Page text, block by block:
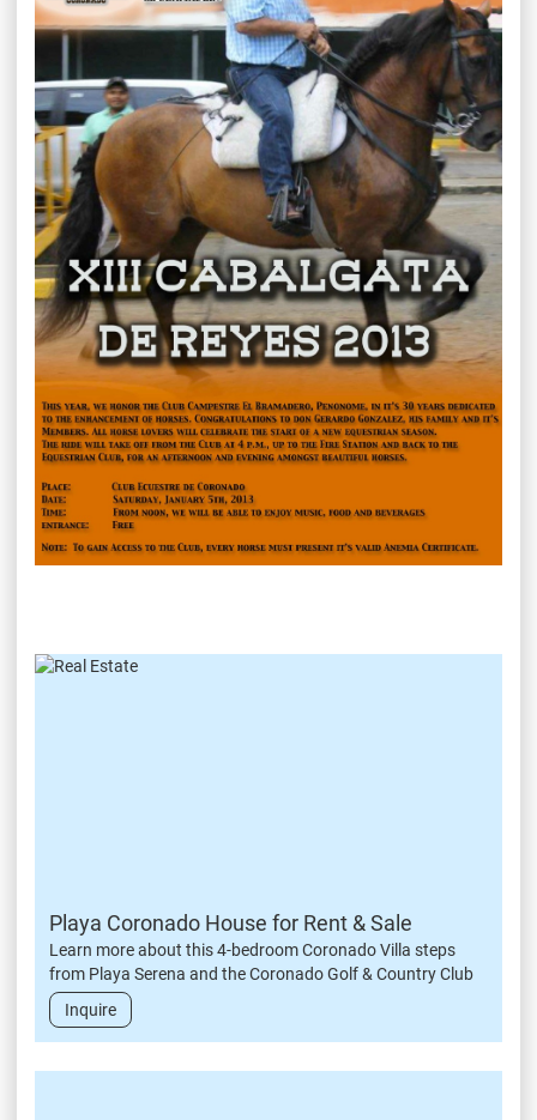
Playa Coronado House for Rent & Sale
Learn more about this 4-bedroom Coronado Villa steps
from Playa Serena and the Coronado Golf & Country Club
Inquire